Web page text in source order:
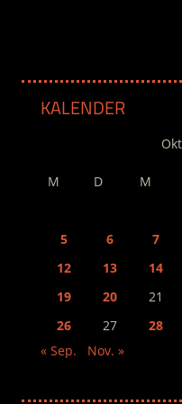
KALENDER
M D M
5
6 7
12
13 14
19
20 21
26
27 28
« Sep.
Nov. »